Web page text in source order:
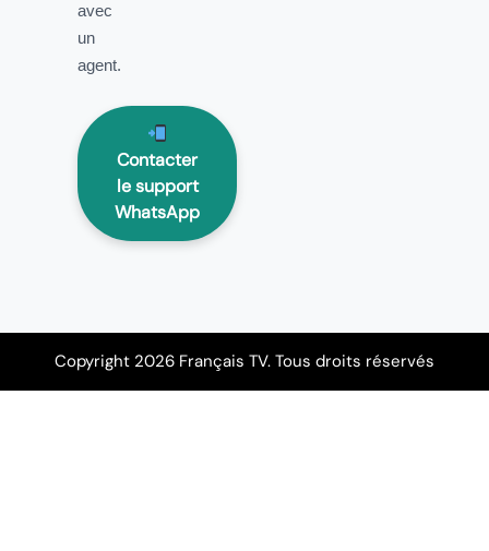
avec
un
agent.
Contacter
le support
WhatsApp
Copyright 2026 Français TV. Tous droits réservés